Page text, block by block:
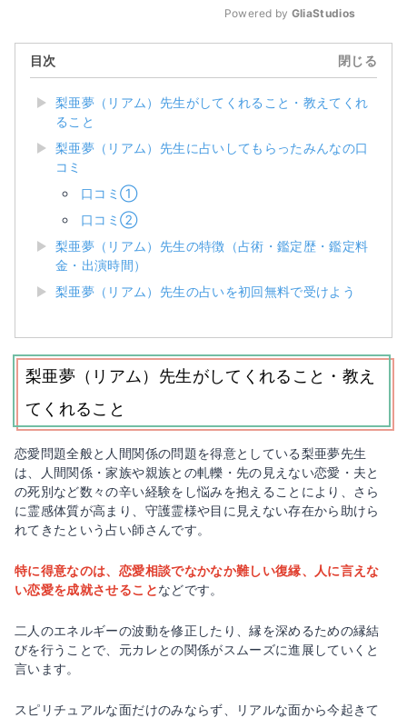
Powered by GliaStudios
目次 閉じる
梨亜夢（リアム）先生がしてくれること・教えてくれ
ること
梨亜夢（リアム）先生に占いしてもらったみんなの口
コミ
口コミ①
口コミ②
梨亜夢（リアム）先生の特徴（占術・鑑定歴・鑑定料
金・出演時間）
梨亜夢（リアム）先生の占いを初回無料で受けよう
梨亜夢（リアム）先生がしてくれること・教え
てくれること
恋愛問題全般と人間関係の問題を得意としている梨亜夢先生
は、人間関係・家族や親族との軋轢・先の見えない恋愛・夫と
の死別など数々の辛い経験をし悩みを抱えることにより、さら
に霊感体質が高まり、守護霊様や目に見えない存在から助けら
れてきたという占い師さんです。
特に得意なのは、恋愛相談でなかなか難しい復縁、人に言えな
い恋愛を成就させることなどです。
二人のエネルギーの波動を修正したり、縁を深めるための縁結
びを行うことで、元カレとの関係がスムーズに進展していくと
言います。
スピリチュアルな面だけのみならず、リアルな面から今起きて